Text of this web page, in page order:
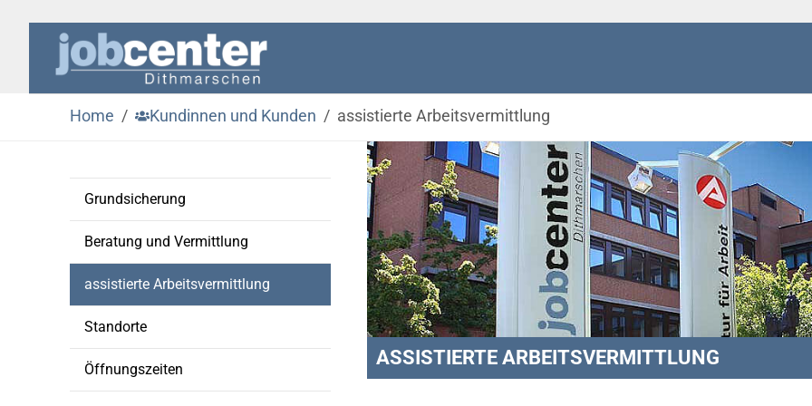
Zum Hauptinhalt springen
Zum Seitenfooter springen
Home Kundinnen und Kunden assistierte Arbeitsvermittlung
ASSISTIERTE ARBEITSVERMITTLUNG
Grundsicherung
Beratung und Vermittlung
assistierte Arbeitsvermittlung
Standorte
Öffnungszeiten